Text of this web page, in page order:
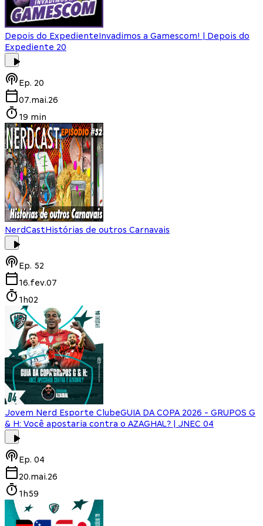
Depois do ExpedienteInvadimos a Gamescom! | Depois do
Expediente 20
Ep. 20
07.mai.26
19 min
NerdCastHistórias de outros Carnavais
Ep. 52
16.fev.07
1h02
Jovem Nerd Esporte ClubeGUIA DA COPA 2026 - GRUPOS G
& H: Você apostaria contra o AZAGHAL? | JNEC 04
Ep. 04
20.mai.26
1h59